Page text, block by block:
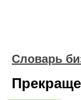
Словарь